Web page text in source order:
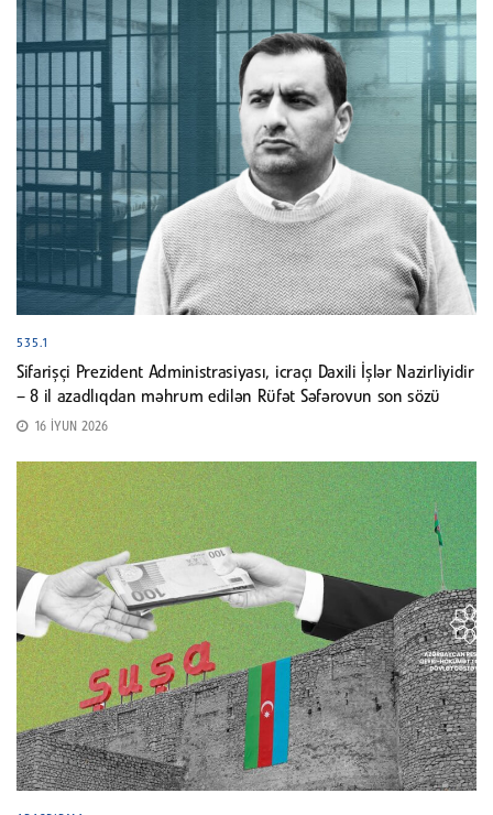
535.1
Sifarişçi Prezident Administrasiyası, icraçı Daxili İşlər Nazirliyidir
– 8 il azadlıqdan məhrum edilən Rüfət Səfərovun son sözü
16 İYUN 2026